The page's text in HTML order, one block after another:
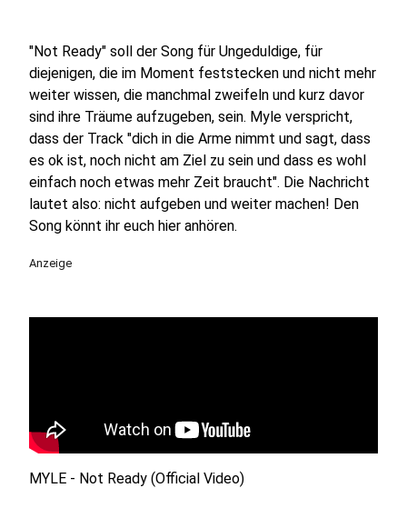
"Not Ready" soll der Song für Ungeduldige, für
diejenigen, die im Moment feststecken und nicht mehr
weiter wissen, die manchmal zweifeln und kurz davor
sind ihre Träume aufzugeben, sein. Myle verspricht,
dass der Track "dich in die Arme nimmt und sagt, dass
es ok ist, noch nicht am Ziel zu sein und dass es wohl
einfach noch etwas mehr Zeit braucht". Die Nachricht
lautet also: nicht aufgeben und weiter machen! Den
Song könnt ihr euch hier anhören.
Anzeige
MYLE - Not Ready (Official Video)